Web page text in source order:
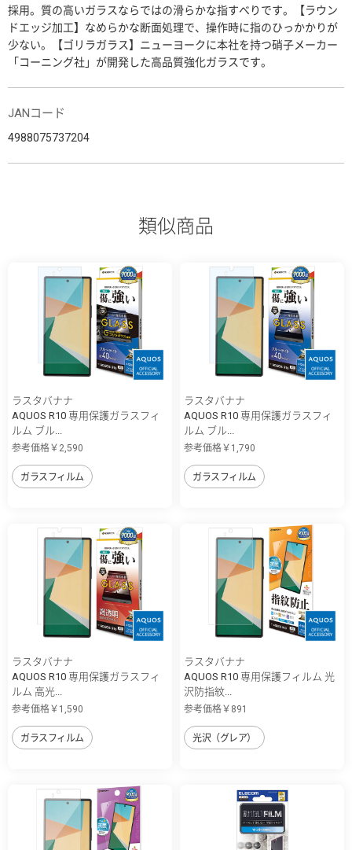
採用。質の高いガラスならではの滑らかな指すべりです。【ラウン
ドエッジ加工】なめらかな断面処理で、操作時に指のひっかかりが
少ない。【ゴリラガラス】ニューヨークに本社を持つ硝子メーカー
「コーニング社」が開発した高品質強化ガラスです。
JANコード
4988075737204
類似商品
ラスタバナナ
AQUOS R10 専用保護ガラスフィ
ルム ブル...
参考価格￥2,590
ガラスフィルム
ラスタバナナ
AQUOS R10 専用保護ガラスフィ
ルム ブル...
参考価格￥1,790
ガラスフィルム
ラスタバナナ
AQUOS R10 専用保護ガラスフィ
ルム 高光...
参考価格￥1,590
ガラスフィルム
ラスタバナナ
AQUOS R10 専用保護フィルム 光
沢防指紋...
参考価格￥891
光沢（グレア）